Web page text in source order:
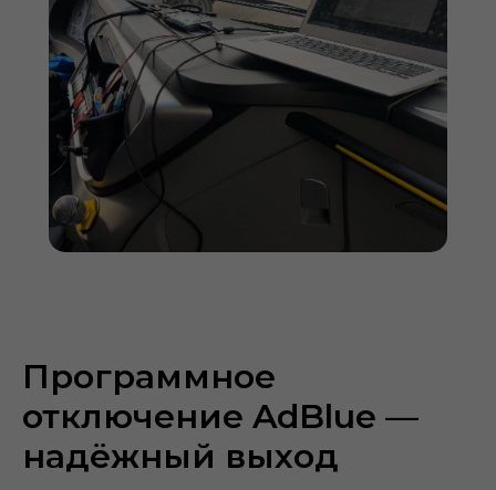
Программное
отключение AdBlue —
надёжный выход